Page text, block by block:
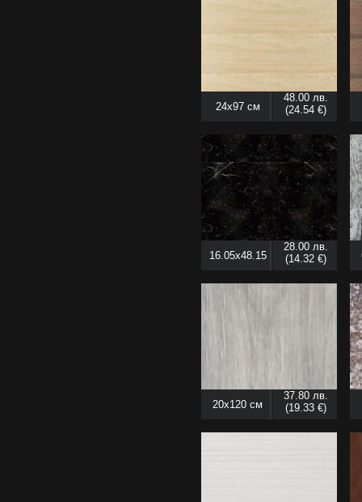
24x97 см
48.00 лв.
(24.54 €)
16.05x48.15
см
28.00 лв.
(14.32 €)
20x120 см
37.80 лв.
(19.33 €)